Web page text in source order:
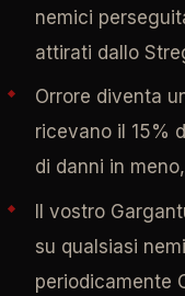
nemici
attirati dallo
Orrore diventa
ricevano il 15%
di danni in
Il vostro
su qualsiasi
periodicamente